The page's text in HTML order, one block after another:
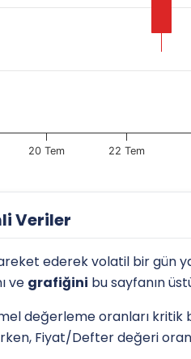
20 Tem 22 Tem
Veriler
ederek volatil bir gün
ve grafiğini bu sayfanın
değerleme oranları
Fiyat/Defter değeri